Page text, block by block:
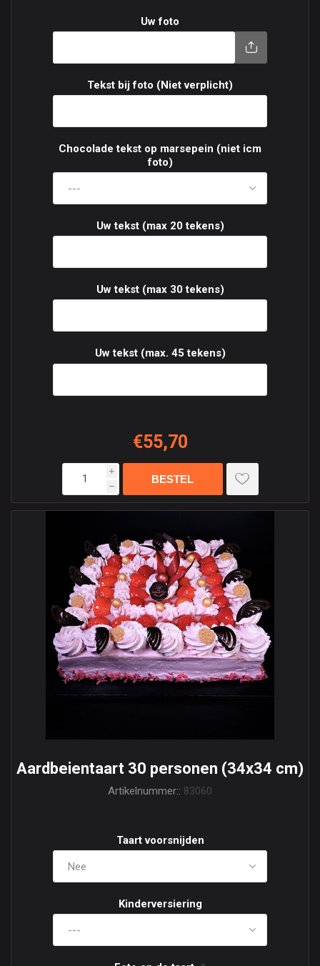
Uw foto
Tekst bij foto (Niet verplicht)
Chocolade tekst op marsepein (niet icm
foto)
Uw tekst (max 20 tekens)
Uw tekst (max 30 tekens)
Uw tekst (max. 45 tekens)
€55,70
i
h
Aardbeientaart 30 personen (34x34 cm)
Artikelnummer:: 83060
Taart voorsnijden
Kinderversiering